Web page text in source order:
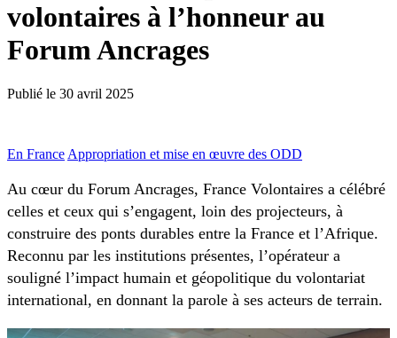
volontaires à l’honneur au
Forum Ancrages
Publié le 30 avril 2025
En France Appropriation et mise en œuvre des ODD
Au cœur du Forum Ancrages, France Volontaires a célébré
celles et ceux qui s’engagent, loin des projecteurs, à
construire des ponts durables entre la France et l’Afrique.
Reconnu par les institutions présentes, l’opérateur a
souligné l’impact humain et géopolitique du volontariat
international, en donnant la parole à ses acteurs de terrain.